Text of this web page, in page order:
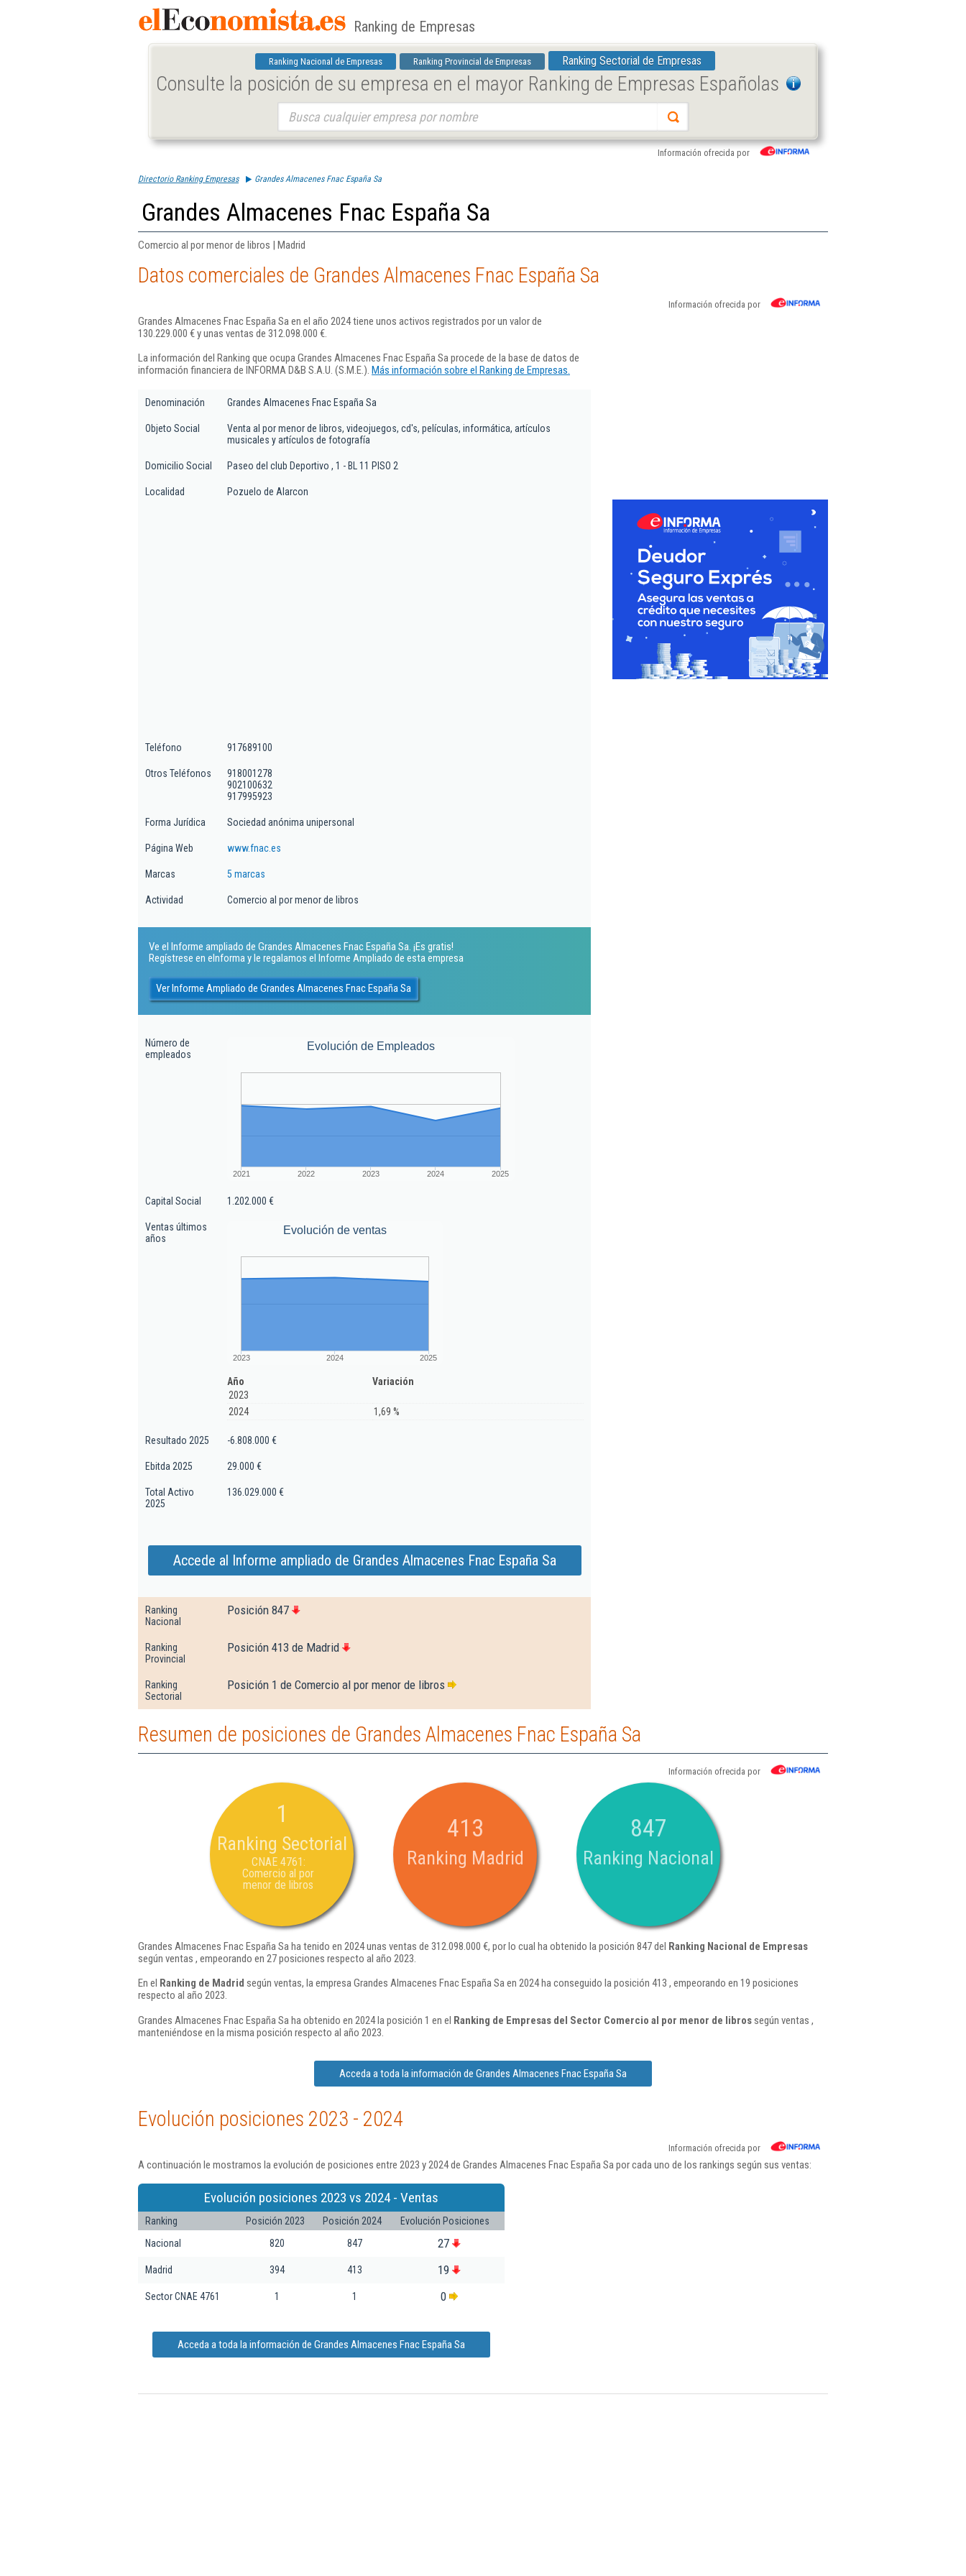
Ranking de Empresas
Ranking Nacional de Empresas Ranking Provincial de Empresas Ranking Sectorial de Empresas
Consulte la posición de su empresa en el mayor Ranking de Empresas Españolas
Información ofrecida por
Directorio Ranking Empresas Grandes Almacenes Fnac España Sa
Grandes Almacenes Fnac España Sa
Comercio al por menor de libros | Madrid
Datos comerciales de Grandes Almacenes Fnac España Sa
Información ofrecida por
Grandes Almacenes Fnac España Sa en el año 2024 tiene unos activos registrados por un valor de
130.229.000 € y unas ventas de 312.098.000 €.
La información del Ranking que ocupa Grandes Almacenes Fnac España Sa procede de la base de datos de
información financiera de INFORMA D&B S.A.U. (S.M.E.). Más información sobre el Ranking de Empresas.
Denominación Grandes Almacenes Fnac España Sa
Objeto Social
Venta al por menor de libros, videojuegos, cd's, películas, informática, artículos
musicales y artículos de fotografía
Domicilio Social Paseo del club Deportivo , 1 - BL 11 PISO 2
Localidad Pozuelo de Alarcon
Teléfono 917689100
Otros Teléfonos
918001278
902100632
917995923
Forma Jurídica Sociedad anónima unipersonal
Página Web www.fnac.es
Marcas 5 marcas
Actividad Comercio al por menor de libros
Ve el Informe ampliado de Grandes Almacenes Fnac España Sa. ¡Es gratis!
Regístrese en eInforma y le regalamos el Informe Ampliado de esta empresa
Ver Informe Ampliado de Grandes Almacenes Fnac España Sa
Número de
empleados
Evolución de Empleados
2021 2022 2023 2024 2025
Capital Social 1.202.000 €
Ventas últimos
años
Evolución de ventas
2023 2024 2025
Año
Variación
2023
2024
1,69 %
Resultado 2025 -6.808.000 €
Ebitda 2025 29.000 €
Total Activo
2025
136.029.000 €
Accede al Informe ampliado de Grandes Almacenes Fnac España Sa
Ranking
Nacional
Posición 847
Ranking
Provincial
Posición 413 de Madrid
Ranking
Sectorial
Posición 1 de Comercio al por menor de libros
Resumen de posiciones de Grandes Almacenes Fnac España Sa
Información ofrecida por
1
Ranking Sectorial
CNAE 4761:
Comercio al por
menor de libros
413
Ranking Madrid
847
Ranking Nacional
Grandes Almacenes Fnac España Sa ha tenido en 2024 unas ventas de 312.098.000 €, por lo cual ha obtenido la posición 847 del Ranking Nacional de Empresas
según ventas , empeorando en 27 posiciones respecto al año 2023.
En el Ranking de Madrid según ventas, la empresa Grandes Almacenes Fnac España Sa en 2024 ha conseguido la posición 413 , empeorando en 19 posiciones
respecto al año 2023.
Grandes Almacenes Fnac España Sa ha obtenido en 2024 la posición 1 en el Ranking de Empresas del Sector Comercio al por menor de librossegún ventas ,
manteniéndose en la misma posición respecto al año 2023.
Acceda a toda la información de Grandes Almacenes Fnac España Sa
Evolución posiciones 2023 - 2024
Información ofrecida por
A continuación le mostramos la evolución de posiciones entre 2023 y 2024 de Grandes Almacenes Fnac España Sa por cada uno de los rankings según sus ventas:
Evolución posiciones 2023 vs 2024 - Ventas
Ranking Posición 2023 Posición 2024
Evolución Posiciones
Nacional
820 847 27
Madrid 394 413 19
Sector CNAE 4761 1 1 0
Acceda a toda la información de Grandes Almacenes Fnac España Sa